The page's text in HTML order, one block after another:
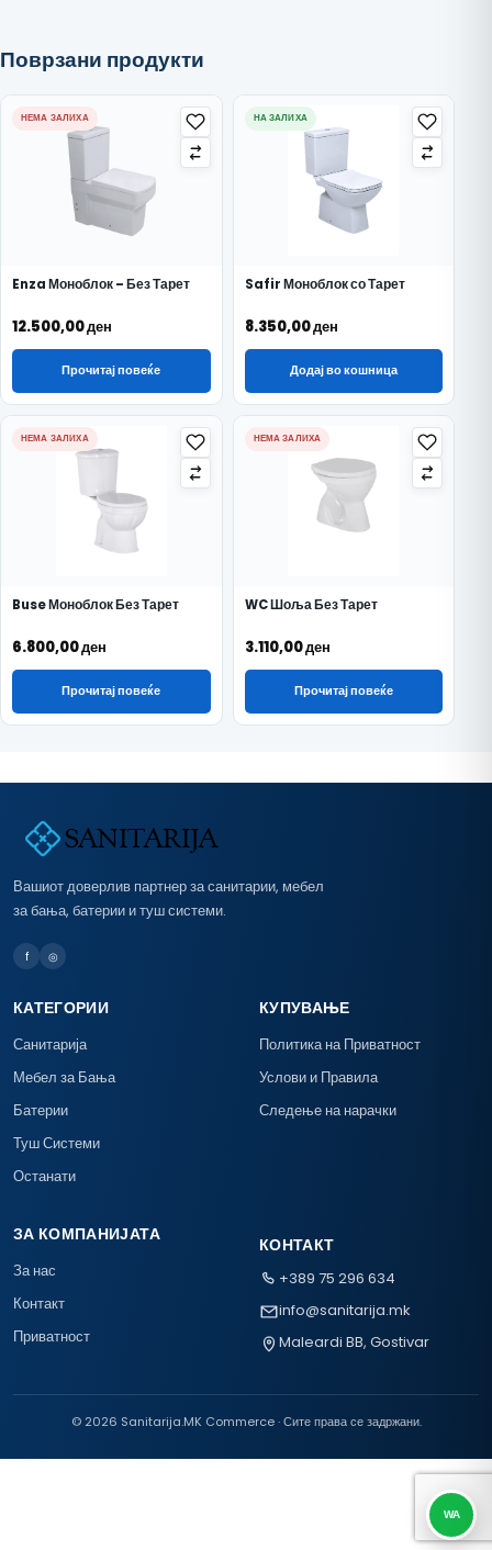
Поврзани продукти
НЕМА ЗАЛИХА
Enza Моноблок – Без Тарет
12.500,00ден
Прочитај повеќе
НА ЗАЛИХА
Safir Моноблок со Тарет
8.350,00ден
Додај во кошница
НЕМА ЗАЛИХА
Buse Моноблок Без Тарет
6.800,00ден
Прочитај повеќе
НЕМА ЗАЛИХА
WC Шоља Без Тарет
3.110,00ден
Прочитај повеќе
Вашиот доверлив партнер за санитарии, мебел
за бања, батерии и туш системи.
f ◎
КАТЕГОРИИ
Санитарија
Мебел за Бања
Батерии
Туш Системи
Останати
КУПУВАЊЕ
Политика на Приватност
Услови и Правила
Следење на нарачки
ЗА КОМПАНИЈАТА
За нас
Контакт
Приватност
КОНТАКТ
+389 75 296 634
info@sanitarija.mk
Maleardi BB, Gostivar
© 2026 Sanitarija.MK Commerce · Сите права се задржани.
WA